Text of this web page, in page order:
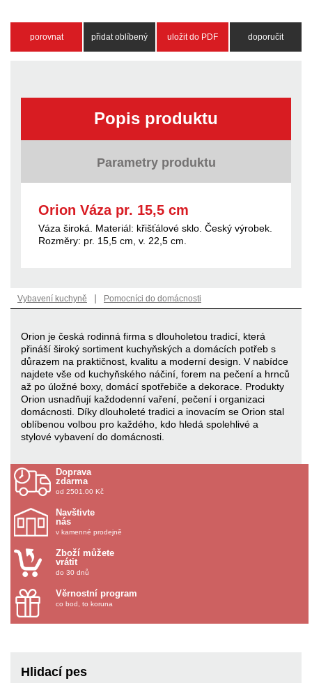
porovnat přidat oblíbený uložit do PDF doporučit
Popis produktu
Parametry produktu
Orion Váza pr. 15,5 cm
Váza široká. Materiál: křišťálové sklo. Český výrobek.
Rozměry: pr. 15,5 cm, v. 22,5 cm.
Vybavení kuchyně | Pomocníci do domácnosti
Orion je česká rodinná firma s dlouholetou tradicí, která
přináší široký sortiment kuchyňských a domácích potřeb s
důrazem na praktičnost, kvalitu a moderní design. V nabídce
najdete vše od kuchyňského náčiní, forem na pečení a hrnců
až po úložné boxy, domácí spotřebiče a dekorace. Produkty
Orion usnadňují každodenní vaření, pečení i organizaci
domácnosti. Díky dlouholeté tradici a inovacím se Orion stal
oblíbenou volbou pro každého, kdo hledá spolehlivé a
stylové vybavení do domácnosti.
Doprava
zdarma
od 2501.00 Kč
Navštivte
nás
v kamenné prodejně
Zboží můžete
vrátit
do 30 dnů
Věrnostní program
co bod, to koruna
Hlidací pes